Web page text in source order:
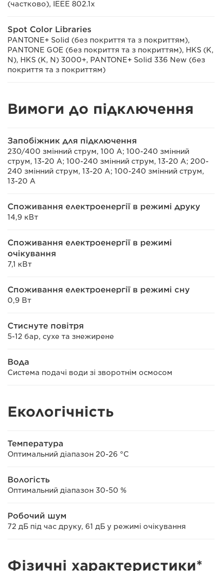
(частково), IEEE 802.1x
Spot Color Libraries
PANTONE+ Solid (без покриття та з покриттям),
PANTONE GOE (без покриття та з покриттям), HKS (K,
N), HKS (K, N) 3000+, PANTONE+ Solid 336 New (без
покриття та з покриттям)
Вимоги до підключення
Запобіжник для підключення
230/400 змінний струм, 100 A; 100-240 змінний
струм, 13-20 A; 100-240 змінний струм, 13-20 A; 200-
240 змінний струм, 13-20 A; 100-240 змінний струм,
13-20 A
Споживання електроенергії в режимі друку
14,9 кВт
Споживання електроенергії в режимі
очікування
7,1 кВт
Споживання електроенергії в режимі сну
0,9 Вт
Стиснуте повітря
5-12 бар, сухе та знежирене
Вода
Система подачі води зі зворотнім осмосом
Екологічність
Температура
Оптимальний діапазон 20-26 °C
Вологість
Оптимальний діапазон 30-50 %
Робочий шум
72 дБ під час друку, 61 дБ у режимі очікування
Фізичні характеристики*